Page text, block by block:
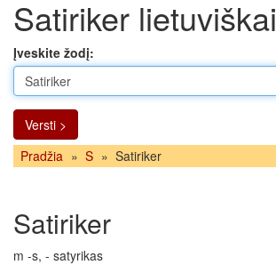
Satiriker lietuviškai
Įveskite žodį:
Versti >
Pradžia » S » Satiriker
Satiriker
m -s, - satyrikas